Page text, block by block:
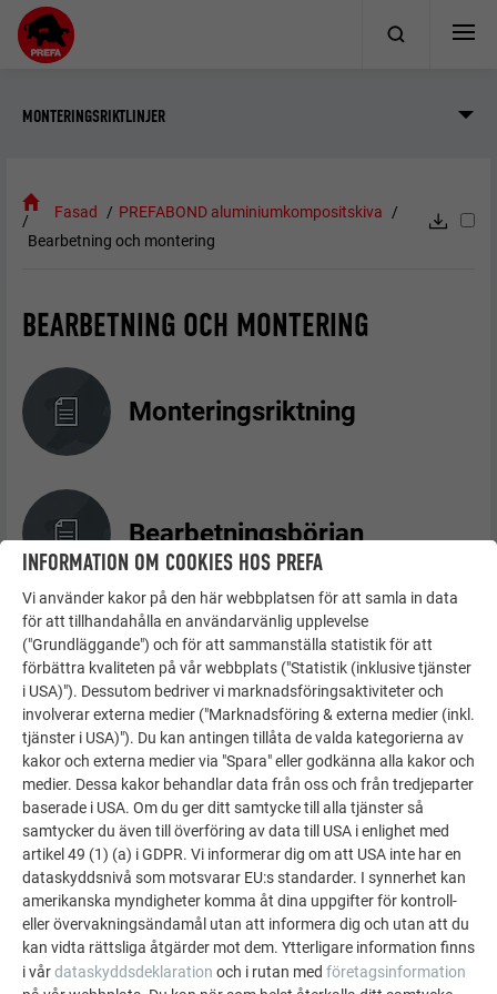
MONTERINGSRIKTLINJER
Fasad
PREFABOND aluminiumkompositskiva
Bearbetning och montering
BEARBETNING OCH MONTERING
Monteringsriktning
Bearbetningsbörjan
Möjliga bearbetningar
Infästningstyper
Detaljer och anslutningar
INFORMATION OM COOKIES HOS PREFA
Vi använder kakor på den här webbplatsen för att samla in data
för att tillhandahålla en användarvänlig upplevelse
("Grundläggande") och för att sammanställa statistik för att
förbättra kvaliteten på vår webbplats ("Statistik (inklusive tjänster
i USA)"). Dessutom bedriver vi marknadsföringsaktiviteter och
involverar externa medier ("Marknadsföring & externa medier (inkl.
tjänster i USA)"). Du kan antingen tillåta de valda kategorierna av
kakor och externa medier via "Spara" eller godkänna alla kakor och
medier. Dessa kakor behandlar data från oss och från tredjeparter
baserade i USA. Om du ger ditt samtycke till alla tjänster så
samtycker du även till överföring av data till USA i enlighet med
artikel 49 (1) (a) i GDPR. Vi informerar dig om att USA inte har en
dataskyddsnivå som motsvarar EU:s standarder. I synnerhet kan
amerikanska myndigheter komma åt dina uppgifter för kontroll-
eller övervakningsändamål utan att informera dig och utan att du
kan vidta rättsliga åtgärder mot dem. Ytterligare information finns
i vårdataskyddsdeklaration och i rutan med företagsinformation